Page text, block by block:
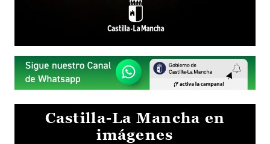
Castilla-La Mancha en
imágenes